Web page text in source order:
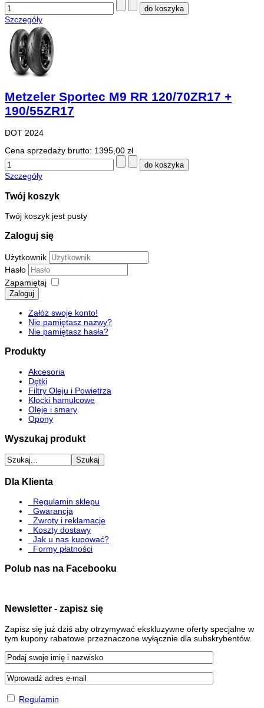
Szczegóły
Metzeler Sportec M9 RR 120/70ZR17 +
190/55ZR17
DOT 2024
Cena sprzedaży brutto: 1395,00 zł
Szczegóły
Twój koszyk
Twój koszyk jest pusty
Zaloguj się
Użytkownik
Hasło
Zapamiętaj
Zaloguj
Załóż swoje konto!
Nie pamiętasz nazwy?
Nie pamiętasz hasła?
Produkty
Akcesoria
Dętki
Filtry Oleju i Powietrza
Klocki hamulcowe
Oleje i smary
Opony
Wyszukaj produkt
Dla Klienta
Regulamin sklepu
Gwarancja
Zwroty i reklamacje
Koszty dostawy
Jak u nas kupować?
Formy płatności
Polub nas na Facebooku
Newsletter - zapisz się
Zapisz się już dziś aby otrzymywać ekskluzywne oferty specjalne w
tym kupony rabatowe przeznaczone wyłącznie dla subskrybentów.
Regulamin